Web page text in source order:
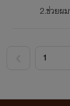
2.ช่วยผ